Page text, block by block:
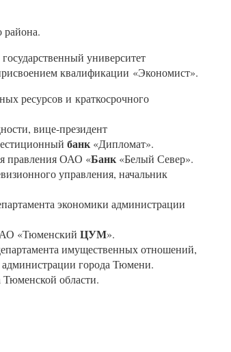
района.
университет
квалификации «Экономист».
ресурсов и краткосрочного
вице-президент
банк «Дипломат».
правления ОАО «Банк «Белый Север».
управления, начальник
экономики администрации
«ТюменскийЦУМ».
имущественных отношений,
города Тюмени.
Тюменской области.